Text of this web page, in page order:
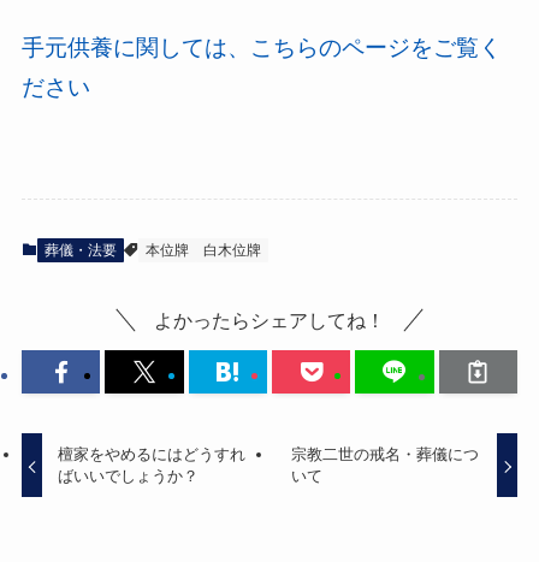
手元供養に関しては、こちらのページをご覧く
ださい
葬儀・法要 本位牌 白木位牌
よかったらシェアしてね！
檀家をやめるにはどうすれ
ばいいでしょうか？
宗教二世の戒名・葬儀につ
いて